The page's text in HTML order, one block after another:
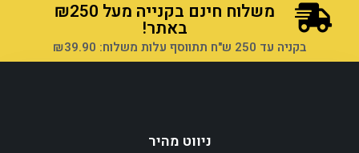
משלוח חינם בקנייה מעל ₪250
באתר!
בקניה עד 250 ש"ח תתווסף עלות משלוח: ₪39.90
ניווט מהיר